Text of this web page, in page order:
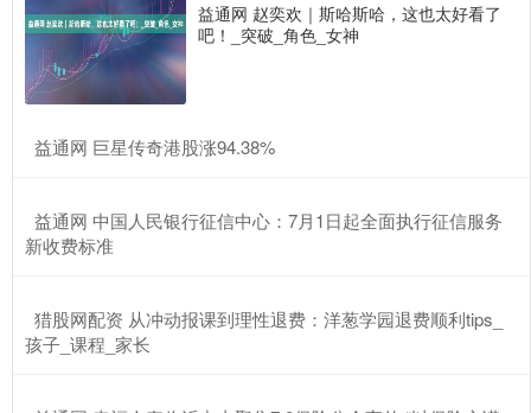
益通网 赵奕欢｜斯哈斯哈，这也太好看了
吧！_突破_角色_女神
​益通网 巨星传奇港股涨94.38%
​益通网 中国人民银行征信中心：7月1日起全面执行征信服务
新收费标准
​猎股网配资 从冲动报课到理性退费：洋葱学园退费顺利tips_
孩子_课程_家长